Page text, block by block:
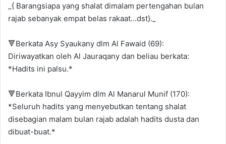
_{ Barangsiapa yang shalat dimalam pertengahan bulan
rajab sebanyak empat belas rakaat…dst}._
🔻Berkata Asy Syaukany dlm Al Fawaid (69):
Diriwayatkan oleh Al Jauraqany dan beliau berkata:
*Hadits ini palsu.*
🔻Berkata Ibnul Qayyim dlm Al Manarul Munif (170):
*Seluruh hadits yang menyebutkan tentang shalat
disebagian malam bulan rajab adalah hadits dusta dan
dibuat-buat.*